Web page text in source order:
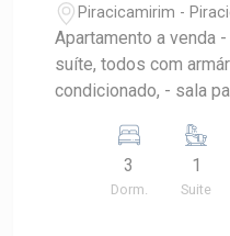
Piracicamirim -
Apartamento a venda - 3 dormitórios, sendo 01
suíte, todos com
condicionado, - sala para dois ambientes, -
de garagem coberta.
3
Dorm.
1
Suite